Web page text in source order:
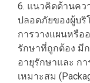
6. แนวคิดด้านคว
ปลอดภัยของผู้บ
การวางแผนหรือ
รักษาที่ถูกต้อง มี
อายุรักษาและ ก
เหมาะสม